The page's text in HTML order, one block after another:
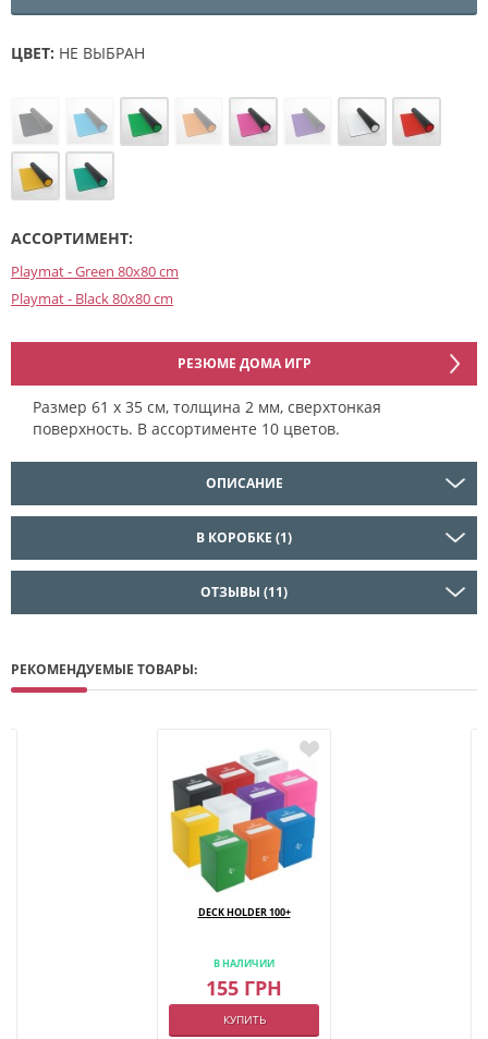
ЦВЕТ: НЕ ВЫБРАН
АССОРТИМЕНТ:
Playmat - Green 80x80 cm
Playmat - Black 80x80 cm
РЕЗЮМЕ ДОМА ИГР
Размер 61 х 35 см, толщина 2 мм, сверхтонкая
поверхность. В ассортименте 10 цветов.
ОПИСАНИЕ
В КОРОБКЕ (1)
ОТЗЫВЫ (11)
РЕКОМЕНДУЕМЫЕ ТОВАРЫ:
DECK HOLDER 100+
В НАЛИЧИИ
155 ГРН
КУПИТЬ